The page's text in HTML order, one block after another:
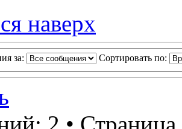
наверх
за: Сортировать по: